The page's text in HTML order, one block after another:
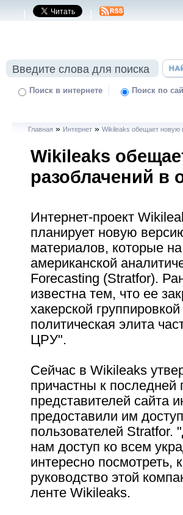
| |
Поиск в интернете | Поиск по
Главная » Интернет »Wikileaks обещает новую
Wikileaks
разоблачений в
Интернет-проект
планирует новую
материалов, которые
американской
Forecasting (Stratfor).
известна тем, что ее
хакерской
политическая элита
ЦРУ".
Сейчас в Wikileaks
причастны к
представителей сайта
предоставили им
пользователей Stratfor.
нам доступ ко всем
интересно посмотреть,
руководство этой
ленте Wikileaks.